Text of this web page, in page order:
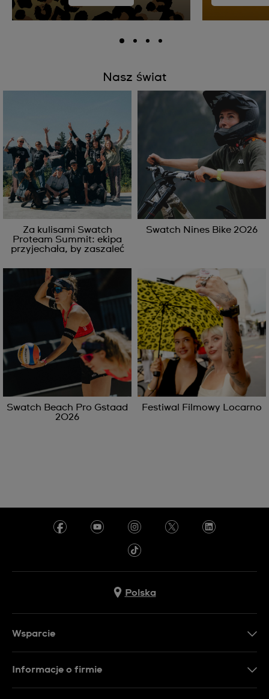
Nasz świat
Za kulisami Swatch
Proteam Summit: ekipa
przyjechała, by zaszaleć
Swatch Nines Bike 2026
Swatch Beach Pro Gstaad
2026
Festiwal Filmowy Locarno
Polska
Wsparcie
Informacje o firmie